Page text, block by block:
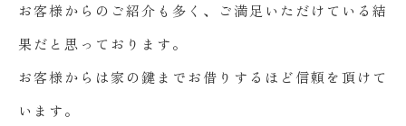
お客様からのご紹介も多く、ご満足いただけている結
果だと思っております。
お客様からは家の鍵までお借りするほど信頼を頂けて
います。